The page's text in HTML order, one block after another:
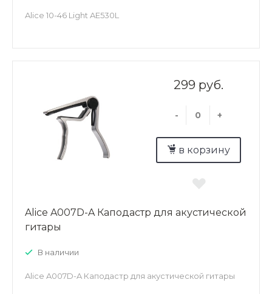
Alice 10-46 Light AE530L
299 руб.
- +
в корзину
Alice A007D-A Каподастр для акустической
гитары
В наличии
Alice A007D-A Каподастр для акустической гитары